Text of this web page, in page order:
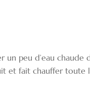
peu d’eau chaude
et fait chauffer toute